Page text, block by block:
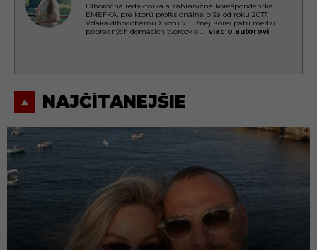
Dlhoročná redaktorka a zahraničná korešpondentka
EMEFKA, pre ktorú profesionálne píše od roku 2017.
Vďaka dlhodobému životu v Južnej Kórei patrí medzi
popredných domácich tvorcov o ... viac o autorovi
NAJČÍTANEJŠIE